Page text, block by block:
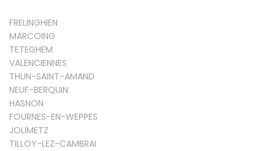
FRELINGHIEN
MARCOING
TETEGHEM
VALENCIENNES
THUN-SAINT-AMAND
NEUF-BERQUIN
HASNON
FOURNES-EN-WEPPES
JOLIMETZ
TILLOY-LEZ-CAMBRAI